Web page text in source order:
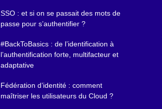
SSO : et si on se passait des mots de
passe pour s’authentifier ?
#BackToBasics : de l’identification à
l’authentification forte, multifacteur et
adaptative
Fédération d’identité : comment
maîtriser les utilisateurs du Cloud ?